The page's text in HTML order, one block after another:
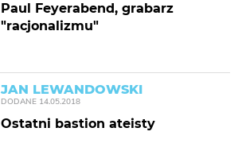
Paul Feyerabend, grabarz
"racjonalizmu"
JAN LEWANDOWSKI
DODANE 14.05.2018
Ostatni bastion ateisty